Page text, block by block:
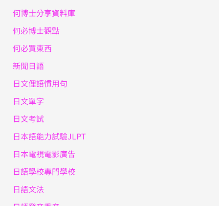
何博士分享資料庫
何必博士觀點
何必買東西
新聞日語
日文俚語慣用句
日文單字
日文考試
日本語能力試驗JLPT
日本電視電影廣告
日語學校專門學校
日語文法